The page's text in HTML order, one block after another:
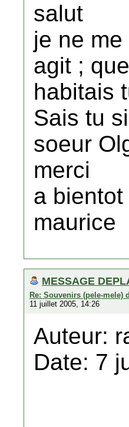
salut
je ne
agit ;
habitais
Sais tu
soeur
merci
a bientot
maurice
MESSAGE
Re: Souvenirs (pele-mele)
11 juillet 2005, 14:26
Auteur:
Date: 7